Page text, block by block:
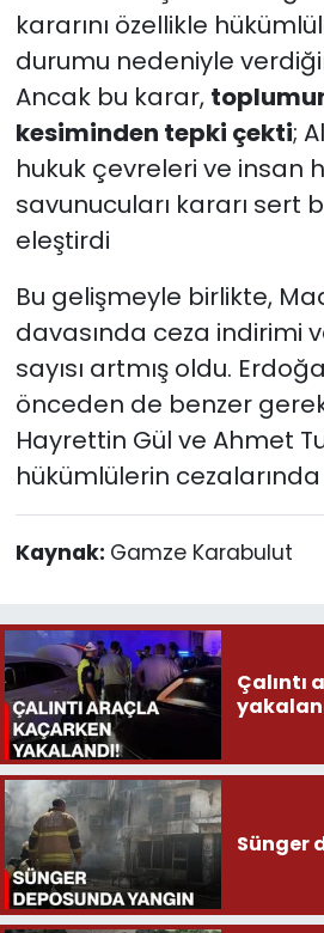
kararını özellikle
durumu nedeniyle
Ancak bu karar,
kesiminden tepki çekti;
hukuk çevreleri ve insan
savunucuları kararı sert
eleştirdi
Bu gelişmeyle birlikte,
davasında ceza indirimi
sayısı artmış oldu.
önceden de benzer
Hayrettin Gül ve Ahmet
hükümlülerin
Kaynak: Gamze Karabulut
Çalıntı
Sünger